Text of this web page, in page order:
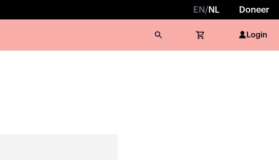
EN /NL Doneer
Login